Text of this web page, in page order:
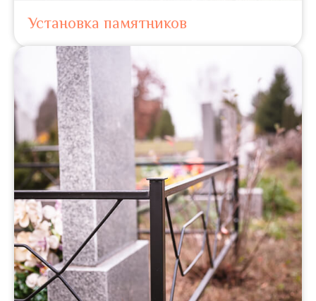
Установка памятников